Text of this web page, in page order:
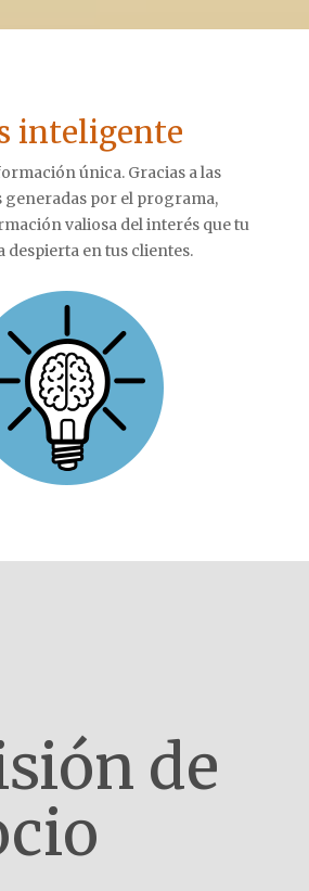
inteligente
única. Gracias a las
generadas por el programa,
valiosa del interés que tu
despierta en tus clientes.
de